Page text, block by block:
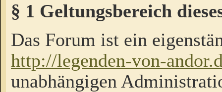
§ 1 Geltungsbereich
Das Forum ist ein
http://legenden-von-
unabhängigen